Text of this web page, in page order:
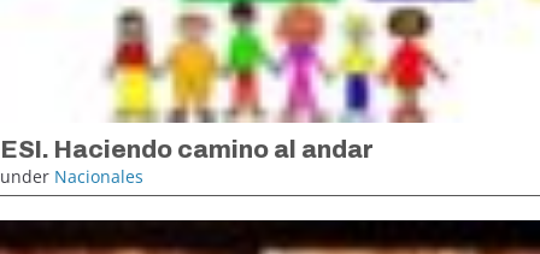
ESI. Haciendo camino al andar
under Nacionales